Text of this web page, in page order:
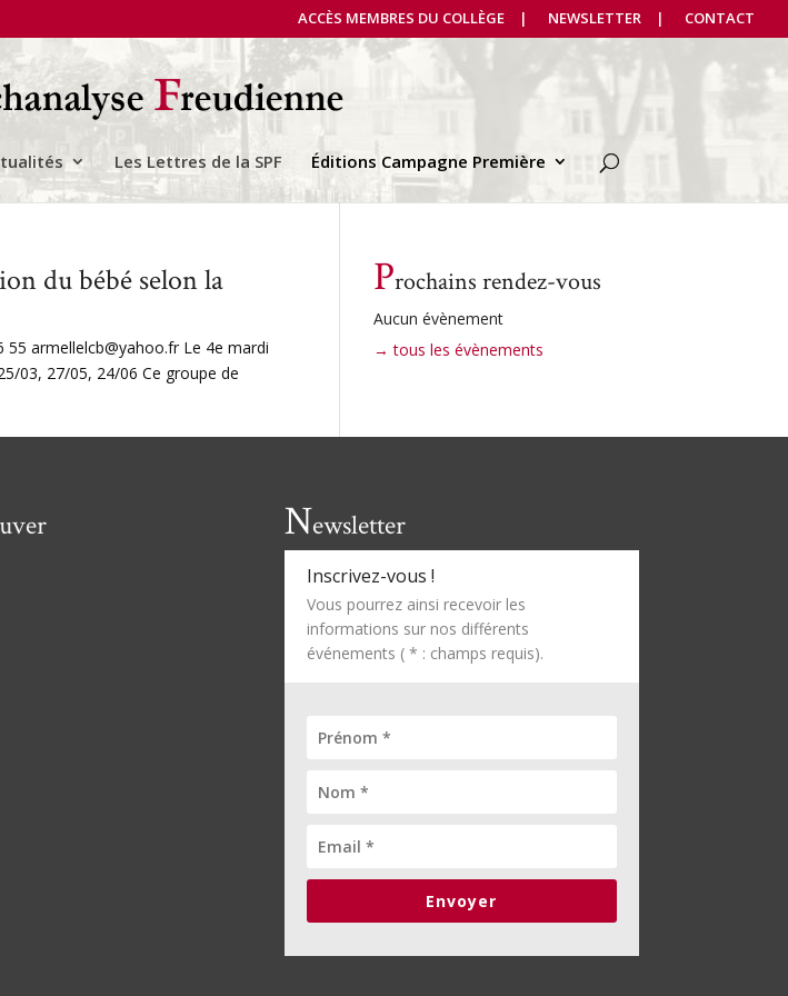
ACCÈS MEMBRES DU COLLÈGE NEWSLETTER CONTACT
Les Lettres de la SPF Éditions Campagne Première
du bébé selon la
55 armellelcb@yahoo.fr Le 4e mardi
03, 27/05, 24/06 Ce groupe de
Prochains rendez-vous
Aucun évènement
→ tous les évènements
Newsletter
Inscrivez-vous !
Vous pourrez ainsi recevoir les
informations sur nos différents
événements ( * : champs requis).
Envoyer